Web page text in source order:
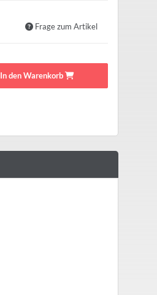
Frage zum Artikel
In den Warenkorb